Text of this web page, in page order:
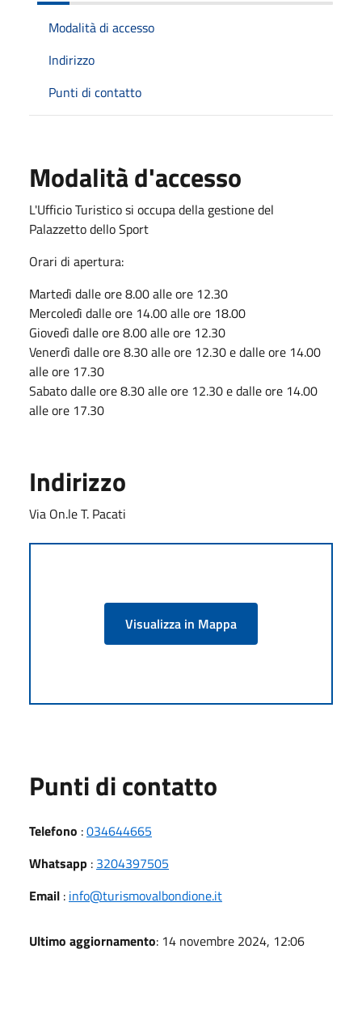
Modalità di accesso
Indirizzo
Punti di contatto
Modalità d'accesso
L'Ufficio Turistico si occupa della gestione del
Palazzetto dello Sport
Orari di apertura:
Martedì dalle ore 8.00 alle ore 12.30
Mercoledì dalle ore 14.00 alle ore 18.00
Giovedì dalle ore 8.00 alle ore 12.30
Venerdì dalle ore 8.30 alle ore 12.30 e dalle ore 14.00
alle ore 17.30
Sabato dalle ore 8.30 alle ore 12.30 e dalle ore 14.00
alle ore 17.30
Indirizzo
Via On.le T. Pacati
Visualizza in Mappa
Punti di contatto
Telefono :034644665
Whatsapp : 3204397505
Email : info@turismovalbondione.it
Ultimo aggiornamento: 14 novembre 2024, 12:06